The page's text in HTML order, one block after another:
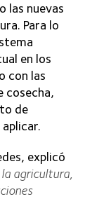
las nuevas
Para lo
en los
con las
cosecha,
de
explicó
agricultura,